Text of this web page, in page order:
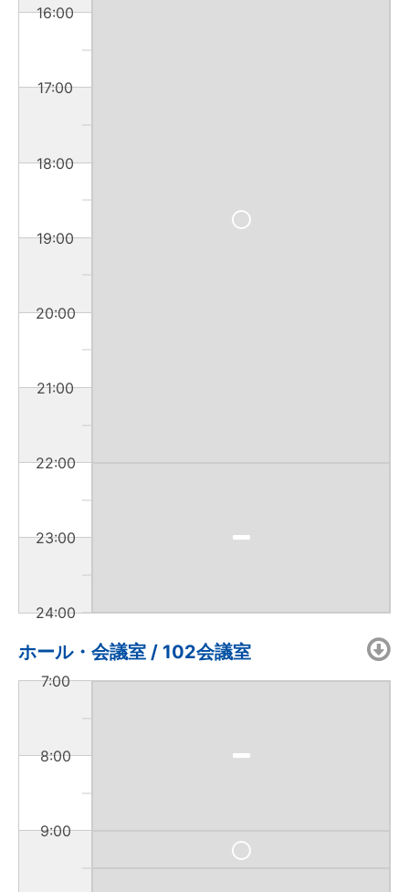
16:00
17:00
18:00
19:00
20:00
21:00
22:00
23:00
24:00
ホール・会議室 / 102会議室
7:00
8:00
9:00